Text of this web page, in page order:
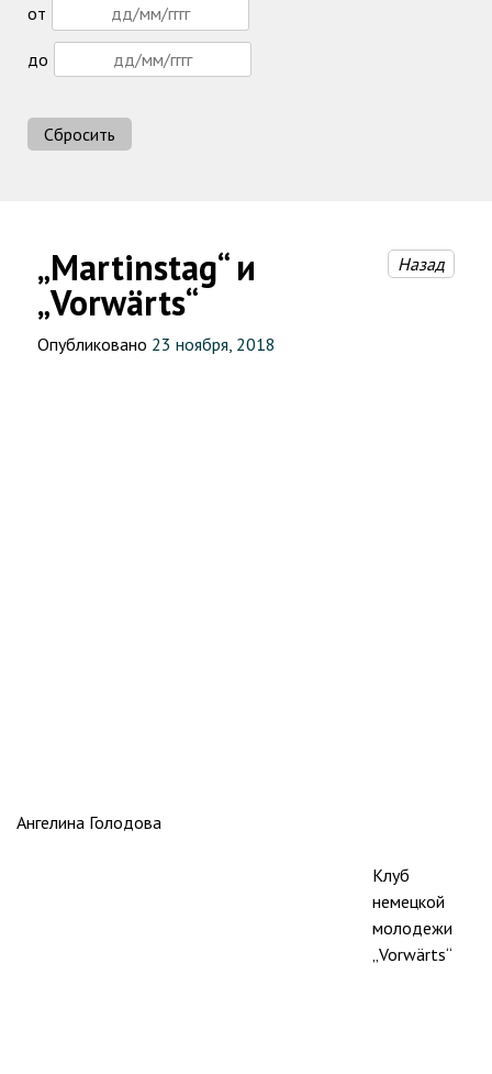
„Martinstag“ и
„Vorwärts“
Назад
Опубликовано 23 ноября, 2018
Ангелина Голодова
Клуб
немецкой
молодежи
„Vorwärts“
от
до
Сбросить